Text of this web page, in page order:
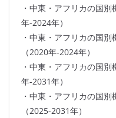
・中東・アフリカの国
年-2024年）
・中東・アフリカの国
（2020年-2024年）
・中東・アフリカの国
年-2031年）
・中東・アフリカの国
（2025-2031年）